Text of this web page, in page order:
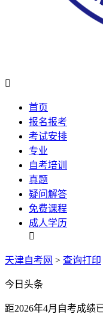

首页
报名报考
考试安排
专业
自考培训
真题
疑问解答
免费课程
成人学历

天津自考网 > 查询打印
今日头条
距2026年4月自考成绩